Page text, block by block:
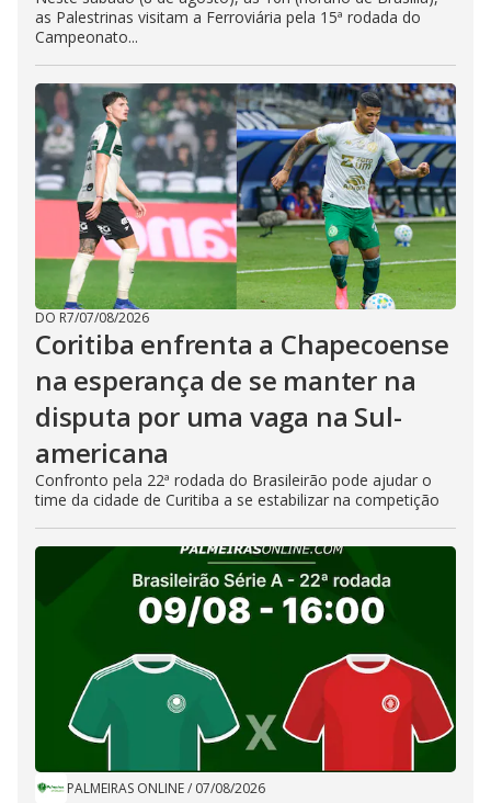
as Palestrinas visitam a Ferroviária pela 15ª rodada do
Campeonato...
DO R7/07/08/2026
Coritiba enfrenta a Chapecoense
na esperança de se manter na
disputa por uma vaga na Sul-
americana
Confronto pela 22ª rodada do Brasileirão pode ajudar o
time da cidade de Curitiba a se estabilizar na competição
PALMEIRAS ONLINE/ 07/08/2026